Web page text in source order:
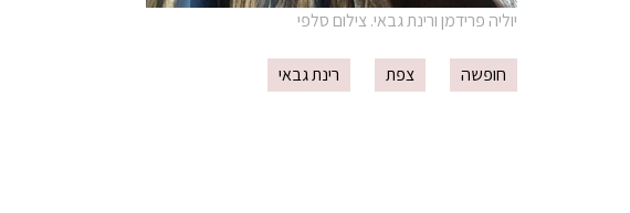
יוליה פרידמן ורינת גבאי. צילום סלפי
חופשה צפת רינת גבאי